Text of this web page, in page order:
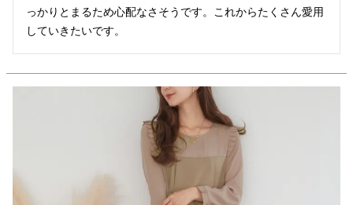
っかりとまるため心配なさそうです。これからたくさん愛用
していきたいです。